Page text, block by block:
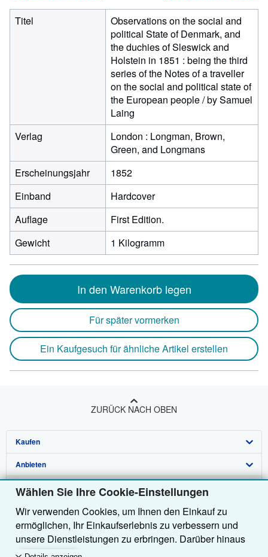
Wählen Sie Ihre Cookie-Einstellungen
Wir verwenden Cookies, um Ihnen den Einkauf zu
ermöglichen, Ihr Einkaufserlebnis zu verbessern und
unsere Dienstleistungen zu erbringen. Darüber hinaus
verwenden wir Cookies, um nachzuvollziehen, wie
Titel
Observations on the social and
political State of Denmark, and
the duchies of Sleswick and
Holstein in 1851 : being the third
series of the Notes of a traveller
on the social and political state of
the European people / by Samuel
Laing
Verlag
London : Longman, Brown,
Green, and Longmans
Erscheinungsjahr
1852
Einband
Hardcover
Auflage
First Edition.
Gewicht
1 Kilogramm
In den Warenkorb legen
Für später vormerken
Ein Kaufgesuch für ähnliche Artikel erstellen
ZURÜCK NACH OBEN
Kaufen
Detailsuche
Sammlungen
Nutzerkonto
Meine Bestellungen
Anbieten
Verkäufer werden
Partnerprogramm
Empfehlen Sie einen Verkäufer
Über uns
Über uns / Impressum
Presse
Hilfe
Hilfebereich
Weitere AbeBooks Unternehmen